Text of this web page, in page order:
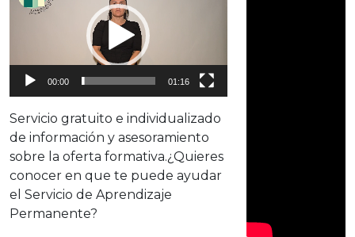
u
c
t
o
r
d
e
00:00 01:16
Servicio gratuito e individualizado
de información y asesoramiento
sobre la oferta formativa.¿Quieres
conocer en que te puede ayudar
el Servicio de Aprendizaje
Permanente?